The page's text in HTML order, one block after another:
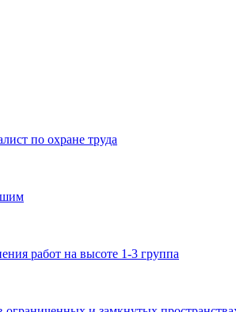
по охране труда
работ на высоте 1-3 группа